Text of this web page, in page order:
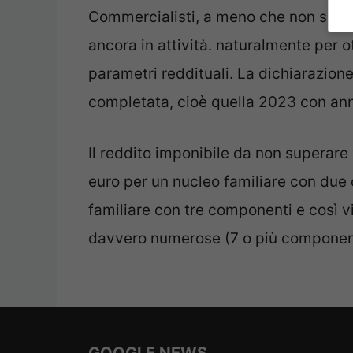
Commercialisti, a meno che non
ancora in attività. naturalmente per
parametri reddituali. La
completata, cioè quella 2023 con
Il reddito imponibile da non
euro per un nucleo familiare con
familiare con tre componenti e così
davvero numerose (7 o più